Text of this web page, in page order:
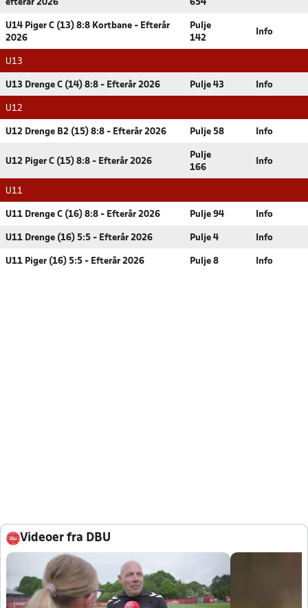
efterår 2026 654
U14 Piger C (13) 8:8 Kortbane - Efterår
2026
Pulje
142
Info
U13
U13 Drenge C (14) 8:8 - Efterår 2026 Pulje 43 Info
U12
U12 Drenge B2 (15) 8:8 - Efterår 2026 Pulje 58 Info
U12 Piger C (15) 8:8 - Efterår 2026
Pulje
166
Info
U11
U11 Drenge C (16) 8:8 - Efterår 2026 Pulje 94 Info
U11 Drenge (16) 5:5 - Efterår 2026 Pulje 4 Info
U11 Piger (16) 5:5 - Efterår 2026 Pulje 8 Info
Videoer fra DBU